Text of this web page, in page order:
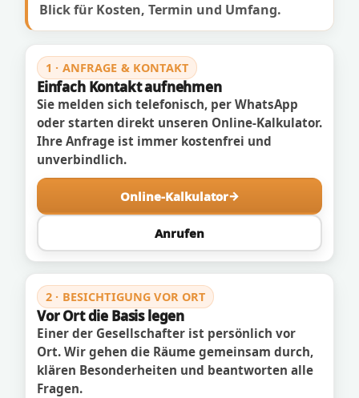
Blick für Kosten, Termin und Umfang.
1 · ANFRAGE & KONTAKT
Einfach Kontakt aufnehmen
Sie melden sich telefonisch, per WhatsApp
oder starten direkt unseren Online-Kalkulator.
Ihre Anfrage ist immer kostenfrei und
unverbindlich.
Online-Kalkulator
Anrufen
2 · BESICHTIGUNG VOR ORT
Vor Ort die Basis legen
Einer der Gesellschafter ist persönlich vor
Ort. Wir gehen die Räume gemeinsam durch,
klären Besonderheiten und beantworten alle
Fragen.